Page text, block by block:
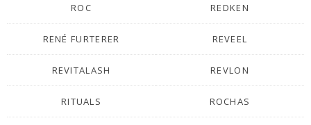
ROC REDKEN
RENÉ FURTERER REVEEL
REVITALASH REVLON
RITUALS ROCHAS